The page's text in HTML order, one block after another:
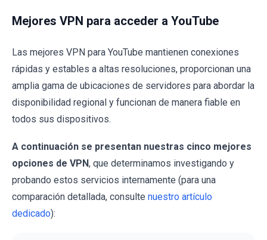
Mejores VPN para acceder a YouTube
Las mejores VPN para YouTube mantienen conexiones
rápidas y estables a altas resoluciones, proporcionan una
amplia gama de ubicaciones de servidores para abordar la
disponibilidad regional y funcionan de manera fiable en
todos sus dispositivos.
A continuación se presentan nuestras cinco mejores
opciones de VPN, que determinamos investigando y
probando estos servicios internamente (para una
comparación detallada, consulte nuestro artículo
dedicado):